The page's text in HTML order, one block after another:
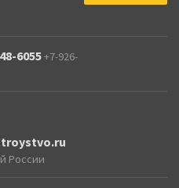
6055+7-926-
России